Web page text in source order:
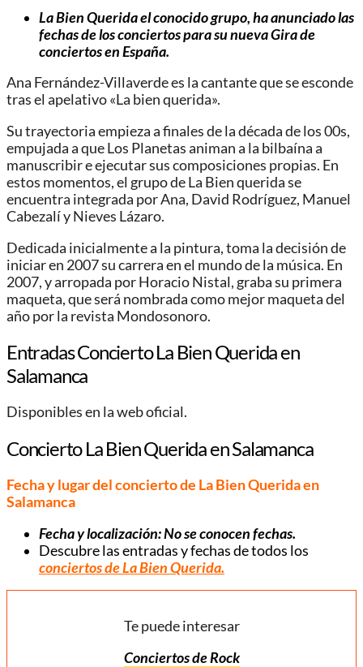
La Bien Querida el conocido grupo, ha anunciado las
fechas de los conciertos para su nueva Gira de
conciertos en España.
Ana Fernández-Villaverde es la cantante que se esconde
tras el apelativo «La bien querida».
Su trayectoria empieza a finales de la década de los 00s,
empujada a que Los Planetas animan a la bilbaína a
manuscribir e ejecutar sus composiciones propias. En
estos momentos, el grupo de La Bien querida se
encuentra integrada por Ana, David Rodríguez, Manuel
Cabezalí y Nieves Lázaro.
Dedicada inicialmente a la pintura, toma la decisión de
iniciar en 2007 su carrera en el mundo de la música. En
2007, y arropada por Horacio Nistal, graba su primera
maqueta, que será nombrada como mejor maqueta del
año por la revista Mondosonoro.
Entradas Concierto La Bien Querida en
Salamanca
Disponibles en la web oficial.
Concierto La Bien Querida en Salamanca
Fecha y lugar del concierto de La Bien Querida en
Salamanca
Fecha y localización: No se conocen fechas.
Descubre las entradas y fechas de todos los
conciertos de La Bien Querida.
Te puede interesar
Conciertos de Rock